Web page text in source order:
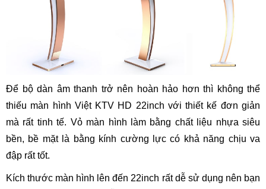
Để bộ dàn âm thanh trở nên hoàn hảo hơn thì không thể
thiếu màn hình Việt KTV HD 22inch với thiết kế đơn giản
mà rất tinh tế. Vỏ màn hình làm bằng chất liệu nhựa siêu
bền, bề mặt là bằng kính cường lực có khả năng chịu va
đập rất tốt.
Kích thước màn hình lên đến 22inch rất dễ sử dụng nên bạn